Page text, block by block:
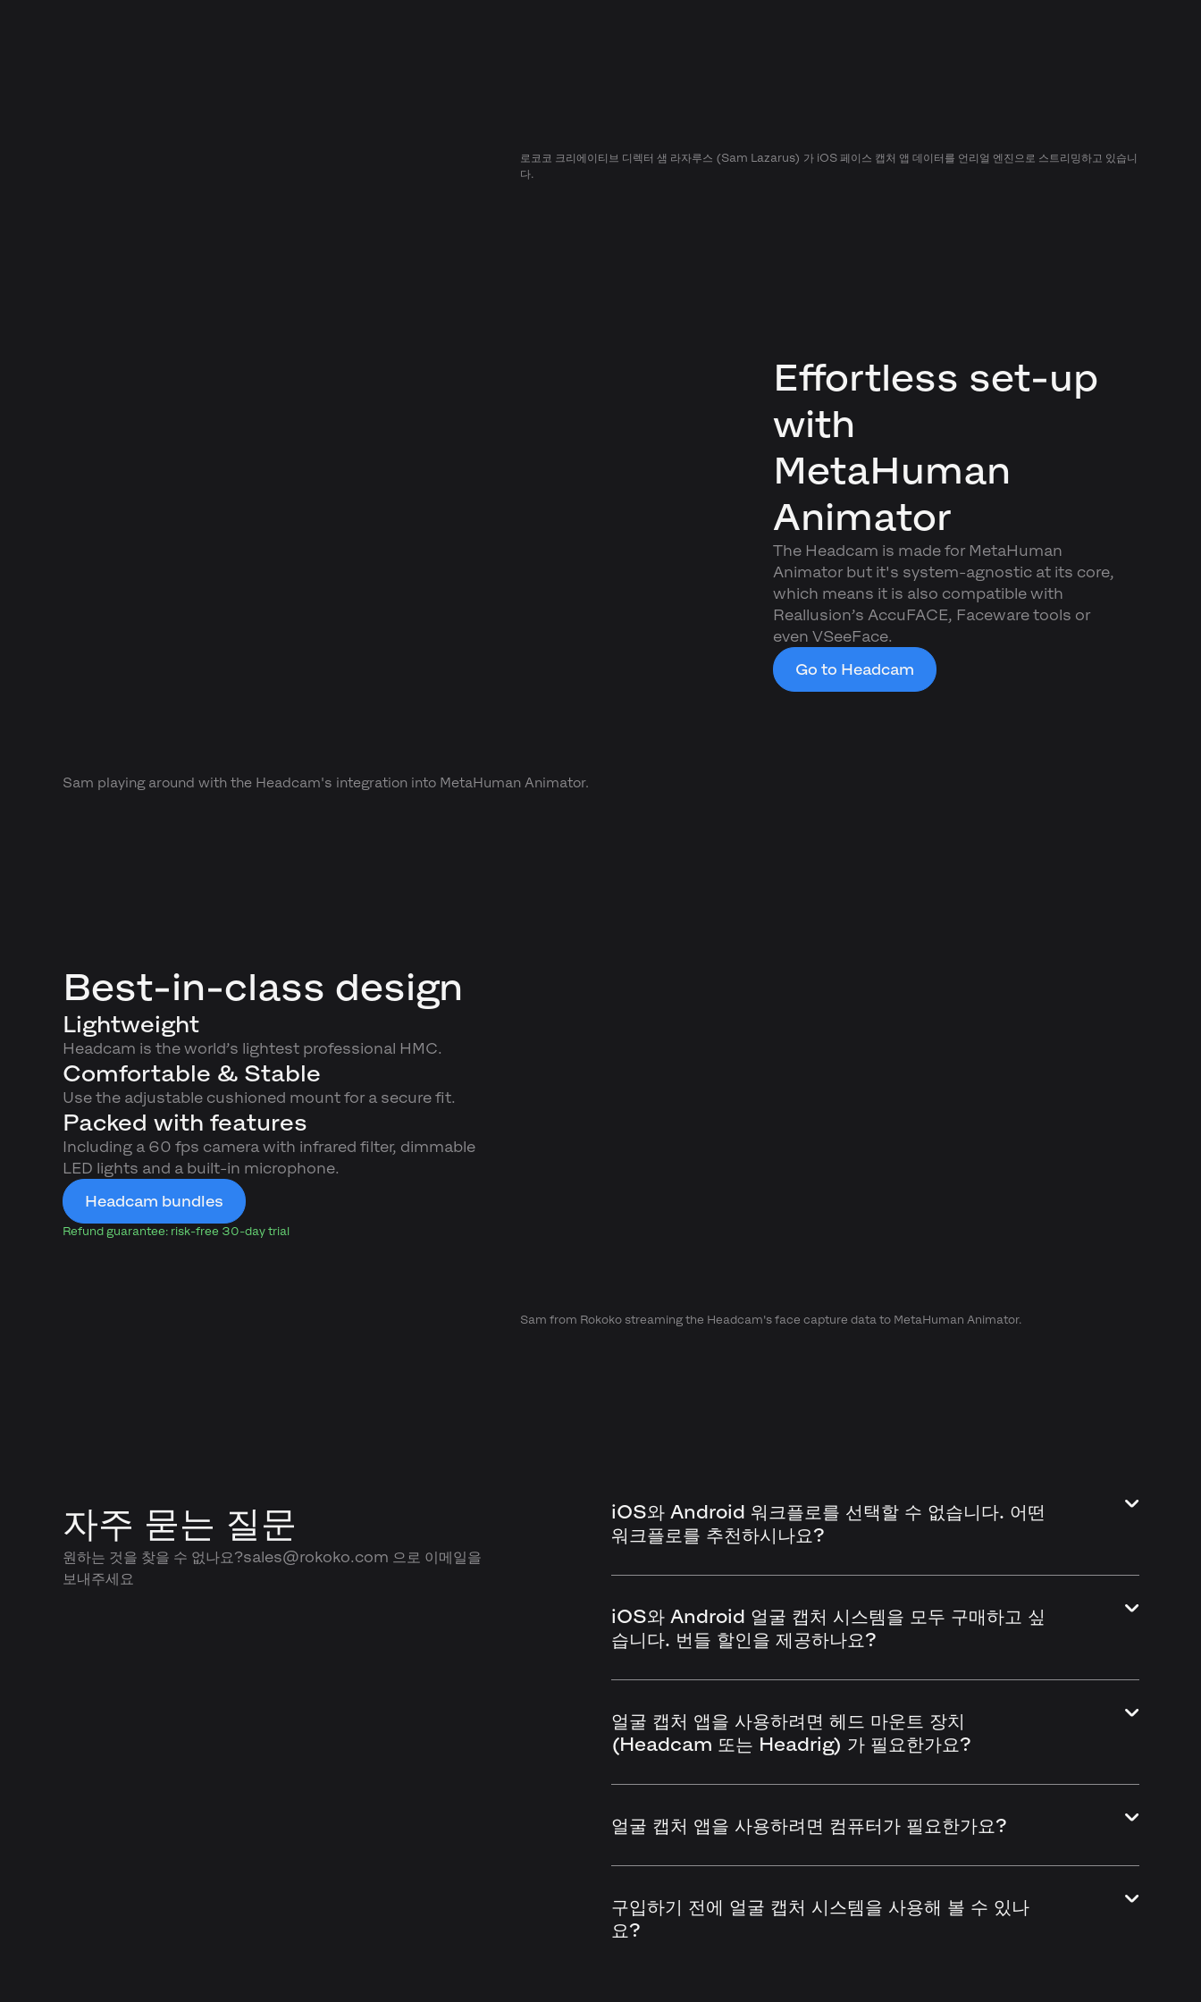
로코코 크리에이티브 디렉터 샘 라자루스 (Sam Lazarus) 가 iOS 페이스 캡처 앱 데이터를 언리얼 엔진으로 스트리밍하고 있습니
다.
Sam playing around with the Headcam's integration into MetaHuman Animator.
Effortless set-up
with
MetaHuman
Animator
The Headcam is made for MetaHuman
Animator but it's system-agnostic at its core,
which means it is also compatible with
Reallusion’s AccuFACE, Faceware tools or
even VSeeFace.
Go to Headcam
Sam from Rokoko streaming the Headcam's face capture data to MetaHuman Animator.
Best-in-class design
Lightweight
Headcam is the world’s lightest professional HMC.
Comfortable & Stable
Use the adjustable cushioned mount for a secure fit.
Packed with features
Including a 60 fps camera with infrared filter, dimmable
LED lights and a built-in microphone.
Headcam bundles
Refund guarantee: risk-free 30-day trial
자주 묻는 질문
원하는 것을 찾을 수 없나요?sales@rokoko.com 으로 이메일을
보내주세요
iOS와 Android 워크플로를 선택할 수 없습니다. 어떤
워크플로를 추천하시나요?
iOS와 Android 얼굴 캡처 시스템을 모두 구매하고 싶
습니다. 번들 할인을 제공하나요?
얼굴 캡처 앱을 사용하려면 헤드 마운트 장치
(Headcam 또는 Headrig) 가 필요한가요?
얼굴 캡처 앱을 사용하려면 컴퓨터가 필요한가요?
구입하기 전에 얼굴 캡처 시스템을 사용해 볼 수 있나
요?